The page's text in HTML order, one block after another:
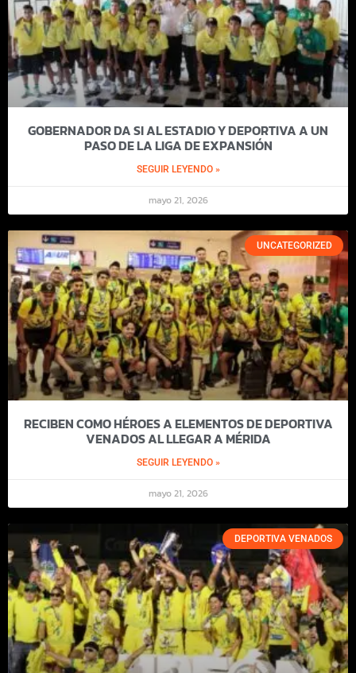
GOBERNADOR DA SI AL ESTADIO Y DEPORTIVA A UN
PASO DE LA LIGA DE EXPANSIÓN
SEGUIR LEYENDO »
mayo 21, 2026
UNCATEGORIZED
RECIBEN COMO HÉROES A ELEMENTOS DE DEPORTIVA
VENADOS AL LLEGAR A MÉRIDA
SEGUIR LEYENDO »
mayo 21, 2026
DEPORTIVA VENADOS